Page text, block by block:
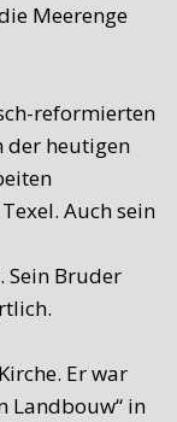
Meerenge
reformierten
der heutigen
Auch sein
Sein Bruder
Er war
Landbouw“ in